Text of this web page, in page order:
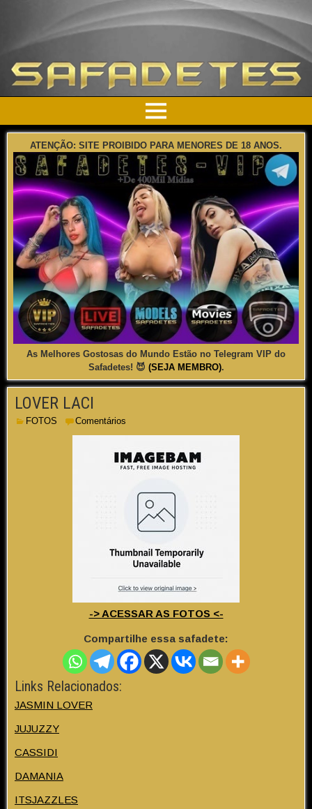
ATENÇÃO: SITE PROIBIDO PARA MENORES DE 18 ANOS.
As Melhores Gostosas do Mundo Estão no Telegram VIP do
Safadetes! 😈 (SEJA MEMBRO).
LOVER LACI
FOTOS Comentários
-> ACESSAR AS FOTOS <-
Compartilhe essa safadete:
Links Relacionados:
JASMIN LOVER
JUJUZZY
CASSIDI
DAMANIA
ITSJAZZLES